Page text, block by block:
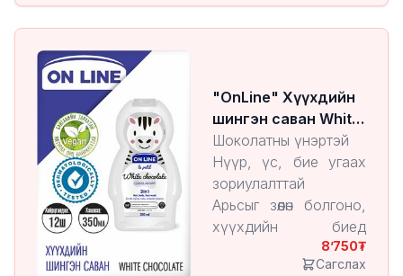
"OnLine" Хүүхдийн
шингэн саван White
Chocolate
Шоколатны үнэртэй
Нүүр, үс, бие угаах
зориулалттай
Арьсыг зөөлөн болгоно,
хүүхдийн биед
8’750
Сагслах